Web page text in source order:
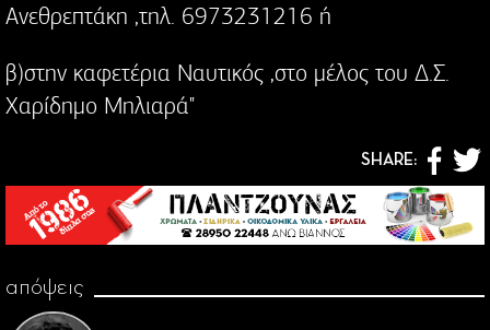
Ανεθρεπτάκη ,τηλ. 6973231216 ή
β)στην καφετέρια Ναυτικός ,στο μέλος του Δ.Σ.
Χαρίδημο Μηλιαρά"
SHARE:
απόψεις